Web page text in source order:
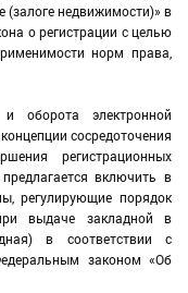
(залоге недвижимости)» в
о регистрации с целью
норм права,
оборота электронной
сосредоточения
регистрационных
включить в
регулирующие порядок
выдаче закладной в
в соответствии с
законом «Об